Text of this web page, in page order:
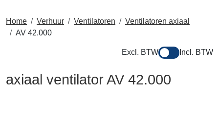
Home Verhuur Ventilatoren
Ventilatoren axiaal
AV 42.000
Excl. BTW Incl. BTW
axiaal ventilator AV 42.000